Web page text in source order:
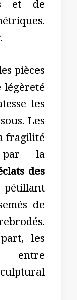
et de
.
pièces
les
Les
fragilité
par la
des
pétillant
de
les